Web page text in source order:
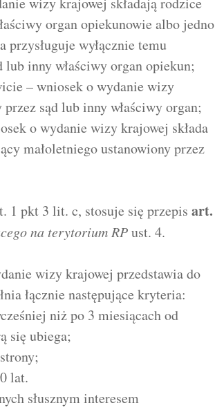
organ opiekunowie albo jedno
wyłącznie temu
inny właściwy organ opiekun;
– wniosek o wydanie wizy
sąd lub inny właściwy organ;
o wydanie wizy krajowej składa
małoletniego ustanowiony przez
1 pkt 3 lit. c, stosuje się przepis art.
na terytorium RPust. 4.
wizy krajowej przedstawia do
łącznie następujące kryteria:
niż po 3 miesiącach od
się ubiega;
lat.
słusznym interesem